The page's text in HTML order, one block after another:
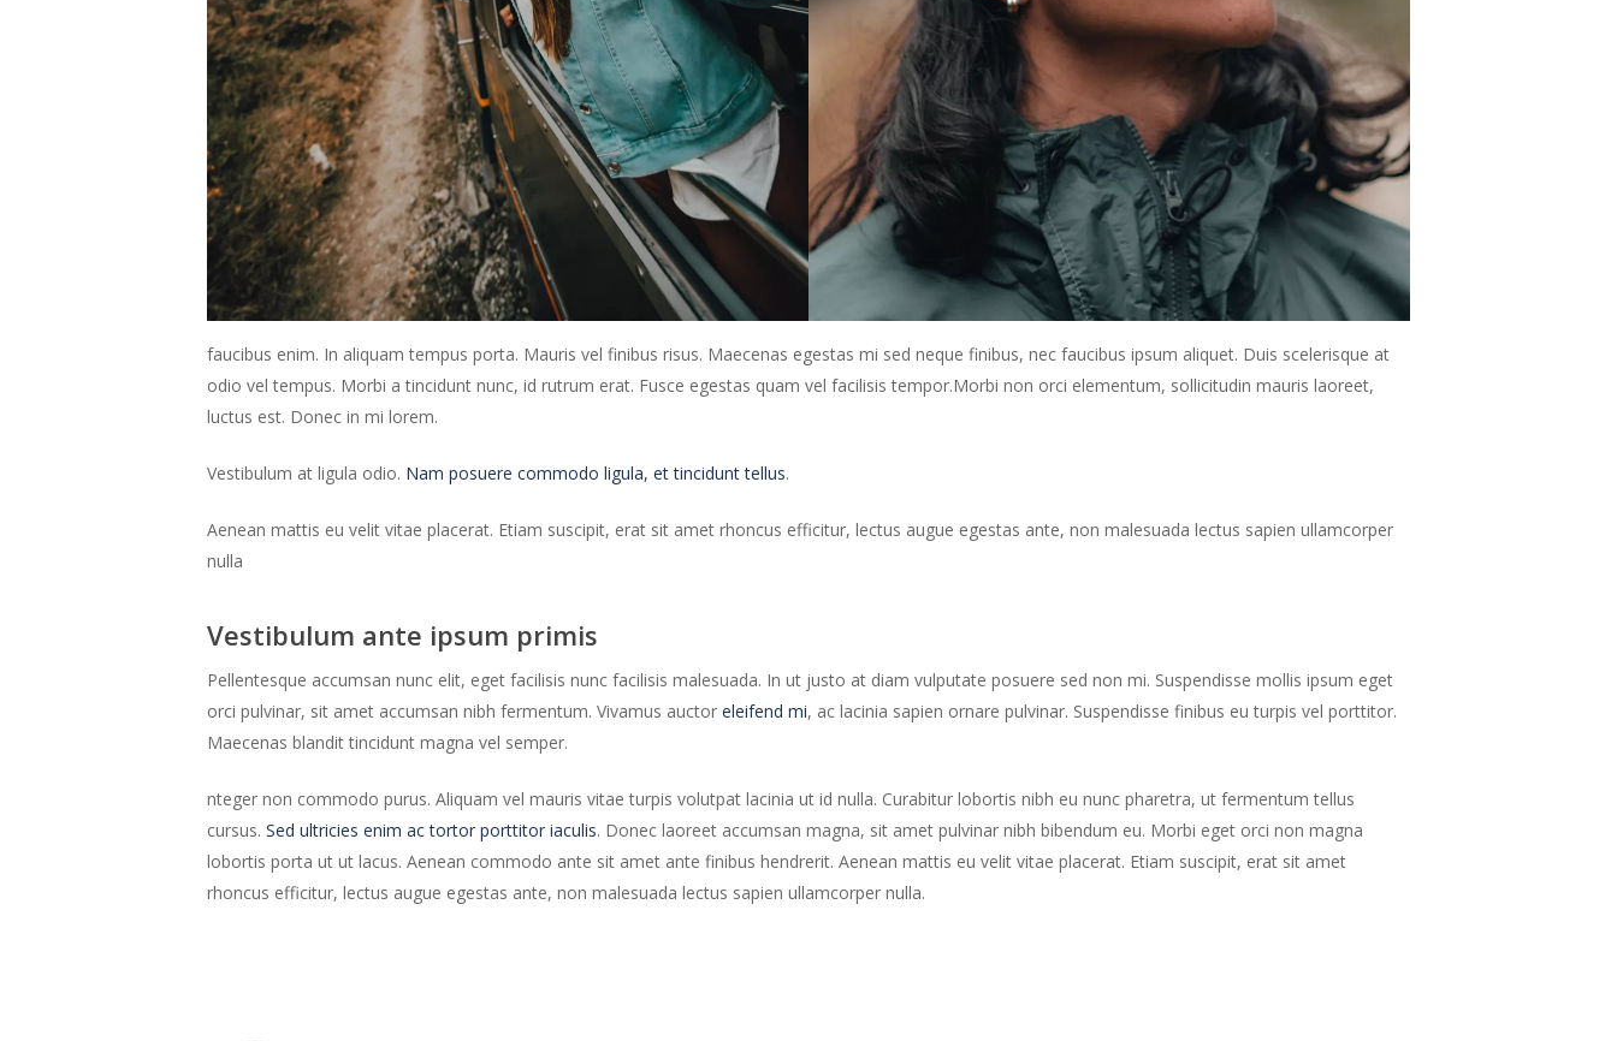
faucibus enim. In aliquam tempus porta. Mauris vel finibus risus. Maecenas egestas mi sed neque finibus, nec faucibus ipsum aliquet. Duis scelerisque at
odio vel tempus. Morbi a tincidunt nunc, id rutrum erat. Fusce egestas quam vel facilisis tempor.Morbi non orci elementum, sollicitudin mauris laoreet,
luctus est. Donec in mi lorem.
Vestibulum at ligula odio. Nam posuere commodo ligula, et tincidunt tellus.
Aenean mattis eu velit vitae placerat. Etiam suscipit, erat sit amet rhoncus efficitur, lectus augue egestas ante, non malesuada lectus sapien ullamcorper
nulla
Vestibulum ante ipsum primis
Pellentesque accumsan nunc elit, eget facilisis nunc facilisis malesuada. In ut justo at diam vulputate posuere sed non mi. Suspendisse mollis ipsum eget
orci pulvinar, sit amet accumsan nibh fermentum. Vivamus auctor eleifend mi, ac lacinia sapien ornare pulvinar. Suspendisse finibus eu turpis vel porttitor.
Maecenas blandit tincidunt magna vel semper.
nteger non commodo purus. Aliquam vel mauris vitae turpis volutpat lacinia ut id nulla. Curabitur lobortis nibh eu nunc pharetra, ut fermentum tellus
cursus. Sed ultricies enim ac tortor porttitor iaculis. Donec laoreet accumsan magna, sit amet pulvinar nibh bibendum eu. Morbi eget orci non magna
lobortis porta ut ut lacus. Aenean commodo ante sit amet ante finibus hendrerit. Aenean mattis eu velit vitae placerat. Etiam suscipit, erat sit amet
rhoncus efficitur, lectus augue egestas ante, non malesuada lectus sapien ullamcorper nulla.